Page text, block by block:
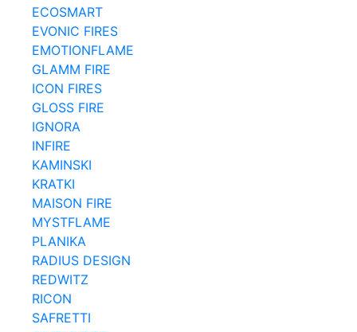
ECOSMART
EVONIC FIRES
EMOTIONFLAME
GLAMM FIRE
ICON FIRES
GLOSS FIRE
IGNORA
INFIRE
KAMINSKI
KRATKI
MAISON FIRE
MYSTFLAME
PLANIKA
RADIUS DESIGN
REDWITZ
RICON
SAFRETTI